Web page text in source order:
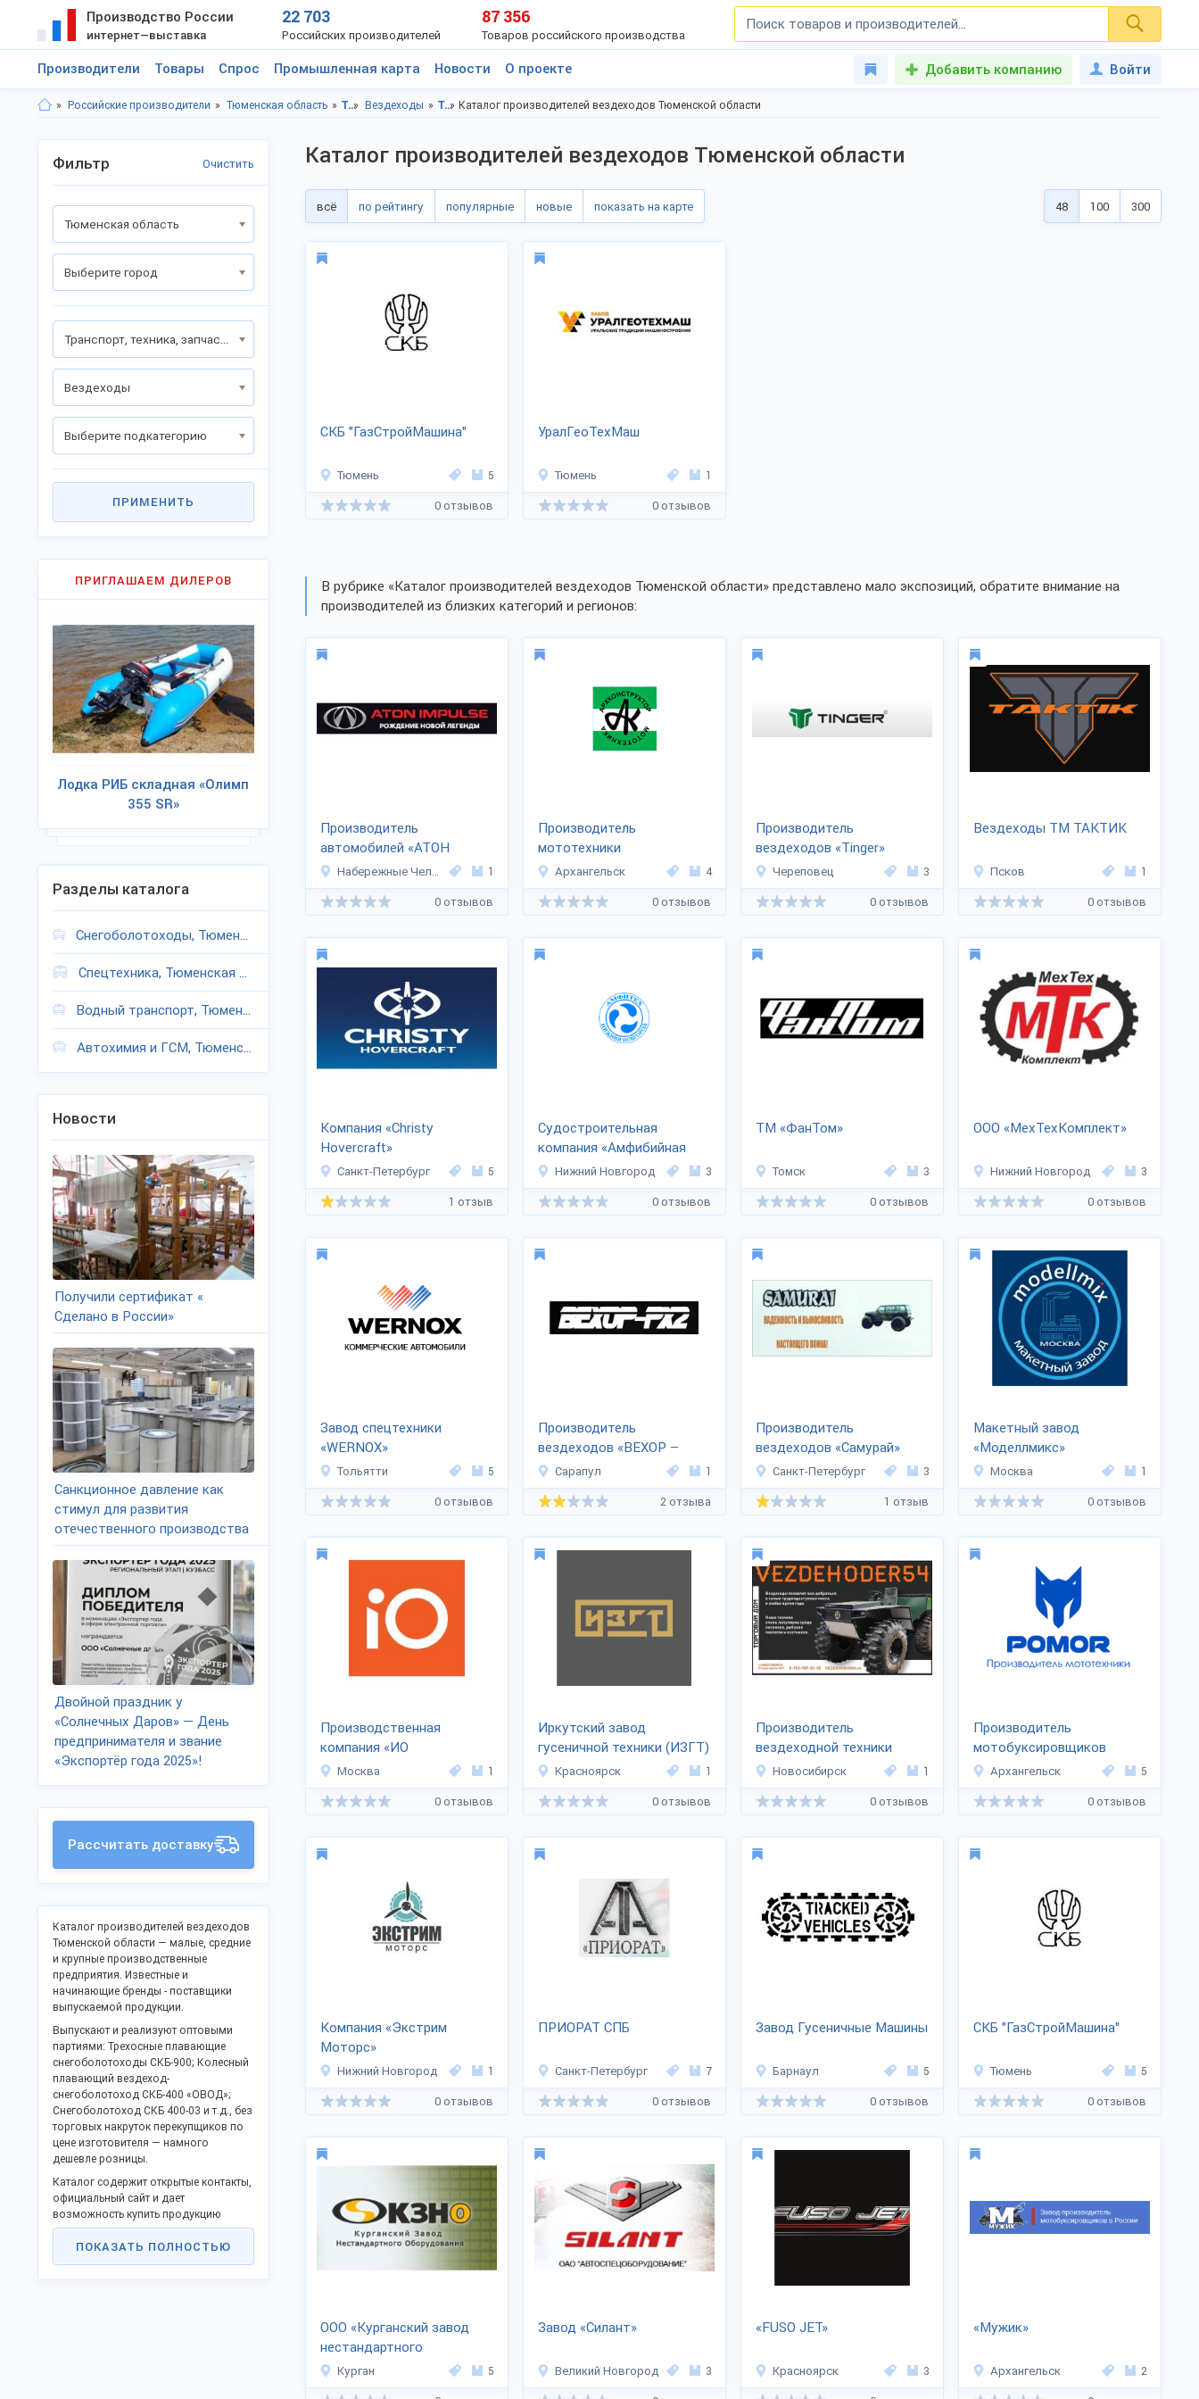
Производство России
интернет—выставка
22 703
Российских производителей
87 356
Товаров российского производства
Производители Товары Спрос Промышленная карта Новости О проекте Добавить компанию Войти
Российские производители Тюменская область Транспорт, техника, запчасти Вездеходы Транспорт, техника, запчасти, Тюменская область Каталог производителей вездеходов Тюменской области
Каталог производителей вездеходов Тюменской области
всё по рейтингу популярные новые показать на карте 48 100 300
CКБ "ГазСтрoйМашина"
Тюмень 5
0 отзывов
УралГеоТехМаш
Тюмень 1
0 отзывов
В рубрике «Каталог производителей вездеходов Тюменской области» представлено мало экспозиций, обратите внимание на
производителей из близких категорий и регионов:
Производитель
автомобилей «АТОН
ИМПУЛЬС»
Набережные Челны 1
0 отзывов
Производитель
мототехники
«Архконструктор»
Архангельск 4
0 отзывов
Производитель
вездеходов «Tinger»
Череповец 3
0 отзывов
Вездеходы ТМ ТАКТИК
Псков 1
0 отзывов
Компания «Christy
Hovercraft»
Санкт-Петербург 5
1 отзыв
Судостроительная
компания «Амфибийная
техника»
Нижний Новгород 3
0 отзывов
ТМ «ФанТом»
Томск 3
0 отзывов
ООО «МехТехКомплект»
Нижний Новгород 3
0 отзывов
Завод спецтехники
«WERNOX»
Тольятти 5
0 отзывов
Производитель
вездеходов «ВЕХОР –
RX2»Сарапул 1
2 отзыва
Производитель
вездеходов «Самурай»
Санкт-Петербург 3
1 отзыв
Макетный завод
«Моделлмикс»
Москва 1
0 отзывов
Производственная
компания «ИО
ТЕХНОЛОДЖИ»
Москва 1
0 отзывов
Иркутский завод
гусеничной техники (ИЗГТ)
Красноярск 1
0 отзывов
Производитель
вездеходной техники
VEZDEHODER54
Новосибирск 1
0 отзывов
Производитель
мотобуксировщиков
«ПОМОР»
Архангельск 5
0 отзывов
Компания «Экстрим
Моторс»
Нижний Новгород 1
0 отзывов
ПРИОРАТ СПБ
Санкт-Петербург 7
0 отзывов
Завод Гусеничные Машины
Барнаул 5
0 отзывов
CКБ "ГазСтрoйМашина"
Тюмень 5
0 отзывов
ООО «Курганский завод
нестандартного
оборудования»
Курган 5
Завод «Силант»
Великий Новгород 3
«FUSO JET»
Красноярск 3
«Мужик»
Архангельск 2
Фильтр Очистить
Тюменская область
Выберите город
Вездеходы
Выберите подкатегорию
ПРИМЕНИТЬ
ПРИГЛАШАЕМ ДИЛЕРОВ
Лодка РИБ складная «Олимп
355 SR»
Разделы каталога
Снегоболотоходы, Тюменская область
Спецтехника, Тюменская область
Водный транспорт, Тюменская область
Автохимия и ГСМ, Тюменская область
Новости
Получили сертификат «
Сделано в России»
Санкционное давление как
стимул для развития
отечественного производства
Двойной праздник у
«Солнечных Даров» — День
предпринимателя и звание
«Экспортёр года 2025»!
Рассчитать доставку
Каталог производителей вездеходов
Тюменской области — малые, средние
и крупные производственные
предприятия. Известные и
начинающие бренды - поставщики
выпускаемой продукции.
Выпускают и реализуют оптовыми
партиями: Трехосные плавающие
снегоболотоходы СКБ-900; Колесный
плавающий вездеход-
снегоболотоход СКБ-400 «ОВОД»;
Снегоболотоход СКБ 400-03 и т.д., без
торговых накруток перекупщиков по
цене изготовителя — намного
дешевле розницы.
Каталог содержит открытые контакты,
официальный сайт и дает
возможность купить продукцию
оптом напрямую, стать
представителем в Вашем регионе.
ПОКАЗАТЬ ПОЛНОСТЬЮ